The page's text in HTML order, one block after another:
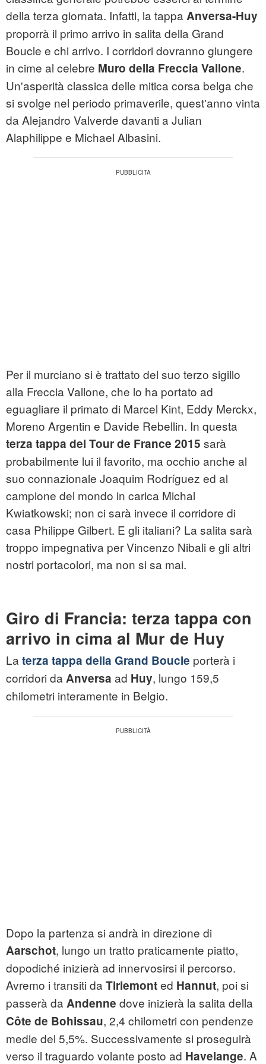
della terza giornata. Infatti, la tappa Anversa-Huy
proporrà il primo arrivo in salita della Grand
Boucle e chi arrivo. I corridori dovranno giungere
in cime al celebre Muro della Freccia Vallone.
Un'asperità classica delle mitica corsa belga che
si svolge nel periodo primaverile, quest'anno vinta
da Alejandro Valverde davanti a Julian
Alaphilippe e Michael Albasini.
Per il murciano si è trattato del suo terzo sigillo
alla Freccia Vallone, che lo ha portato ad
eguagliare il primato di Marcel Kint, Eddy Merckx,
Moreno Argentin e Davide Rebellin. In questa
terza tappa del Tour de France 2015 sarà
probabilmente lui il favorito, ma occhio anche al
suo connazionale Joaquim Rodríguez ed al
campione del mondo in carica Michal
Kwiatkowski; non ci sarà invece il corridore di
casa Philippe Gilbert. E gli italiani? La salita sarà
troppo impegnativa per Vincenzo Nibali e gli altri
nostri portacolori, ma non si sa mai.
Giro di Francia: terza tappa con
arrivo in cima al Mur de Huy
La terza tappa della Grand Boucle porterà i
corridori da Anversa ad Huy, lungo 159,5
chilometri interamente in Belgio.
Dopo la partenza si andrà in direzione di
Aarschot, lungo un tratto praticamente piatto,
dopodiché inizierà ad innervosirsi il percorso.
Avremo i transiti da Tirlemonted Hannut, poi si
passerà da Andenne dove inizierà la salita della
Côte de Bohissau, 2,4 chilometri con pendenze
medie del 5,5%. Successivamente si proseguirà
verso il traguardo volante posto ad Havelange. A